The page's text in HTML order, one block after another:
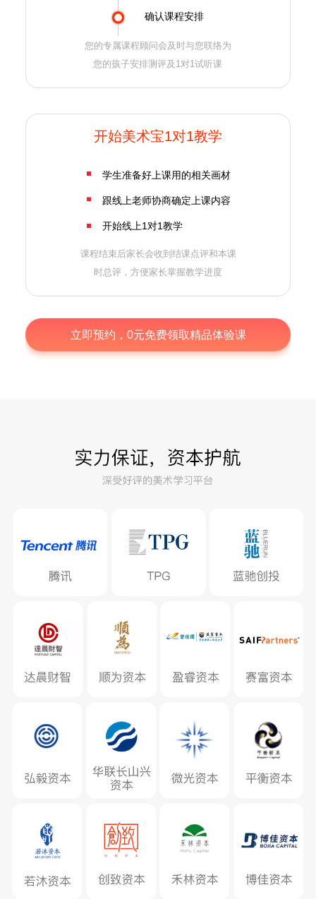
确认课程安排
您的专属课程顾问会及时与您联络为
您的孩子安排测评及1对1试听课
开始美术宝1对1教学
学生准备好上课用的相关画材
跟线上老师协商确定上课内容
开始线上1对1教学
课程结束后家长会收到结课点评和本课
时总评，方便家长掌握教学进度
立即预约，0元免费领取精品体验课